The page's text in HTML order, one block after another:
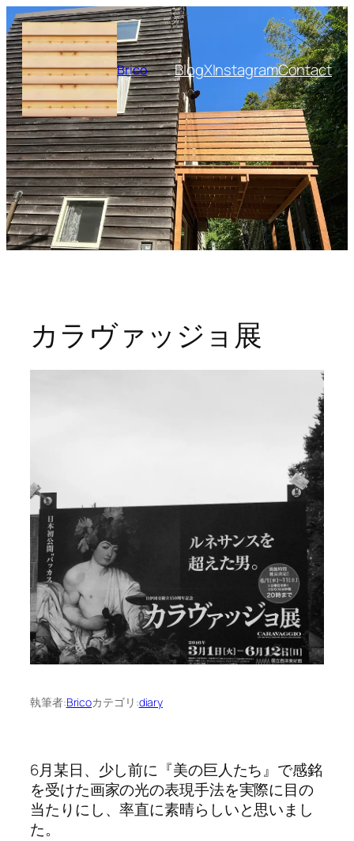
内
容
を
ス
キ
ッ
プ
Brico BlogXInstagramContact
カラヴァッジョ展
執筆者:Bricoカテゴリ:diary
6月某日、少し前に『美の巨人たち』で感銘
を受けた画家の光の表現手法を実際に目の
当たりにし、率直に素晴らしいと思いまし
た。